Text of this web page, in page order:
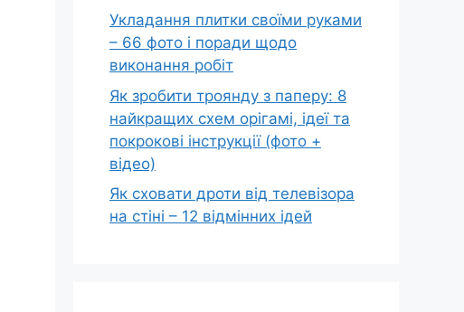
Укладання плитки своїми руками
– 66 фото і поради щодо
виконання робіт
Як зробити троянду з паперу: 8
найкращих схем орігамі, ідеї та
покрокові інструкції (фото +
відео)
Як сховати дроти від телевізора
на стіні – 12 відмінних ідей